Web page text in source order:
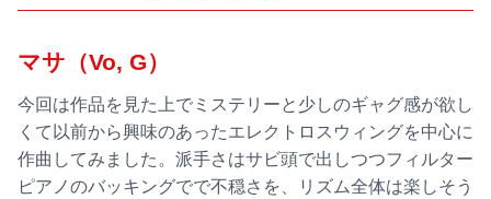
マサ（Vo, G）
今回は作品を見た上でミステリーと少しのギャグ感が欲し
くて以前から興味のあったエレクトロスウィングを中心に
作曲してみました。派手さはサビ頭で出しつつフィルター
ピアノのバッキングでで不穏さを、リズム全体は楽しそう